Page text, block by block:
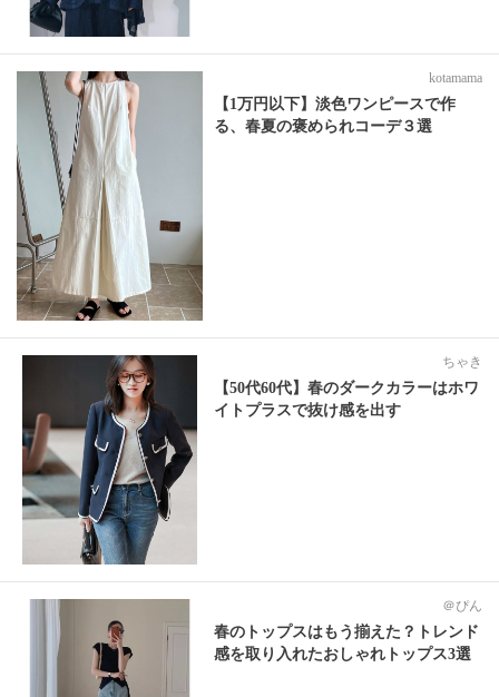
kotamama
【1万円以下】淡色ワンピースで作
る、春夏の褒められコーデ３選
ちゃき
【50代60代】春のダークカラーはホワ
イトプラスで抜け感を出す
＠ぴん
春のトップスはもう揃えた？トレンド
感を取り入れたおしゃれトップス3選